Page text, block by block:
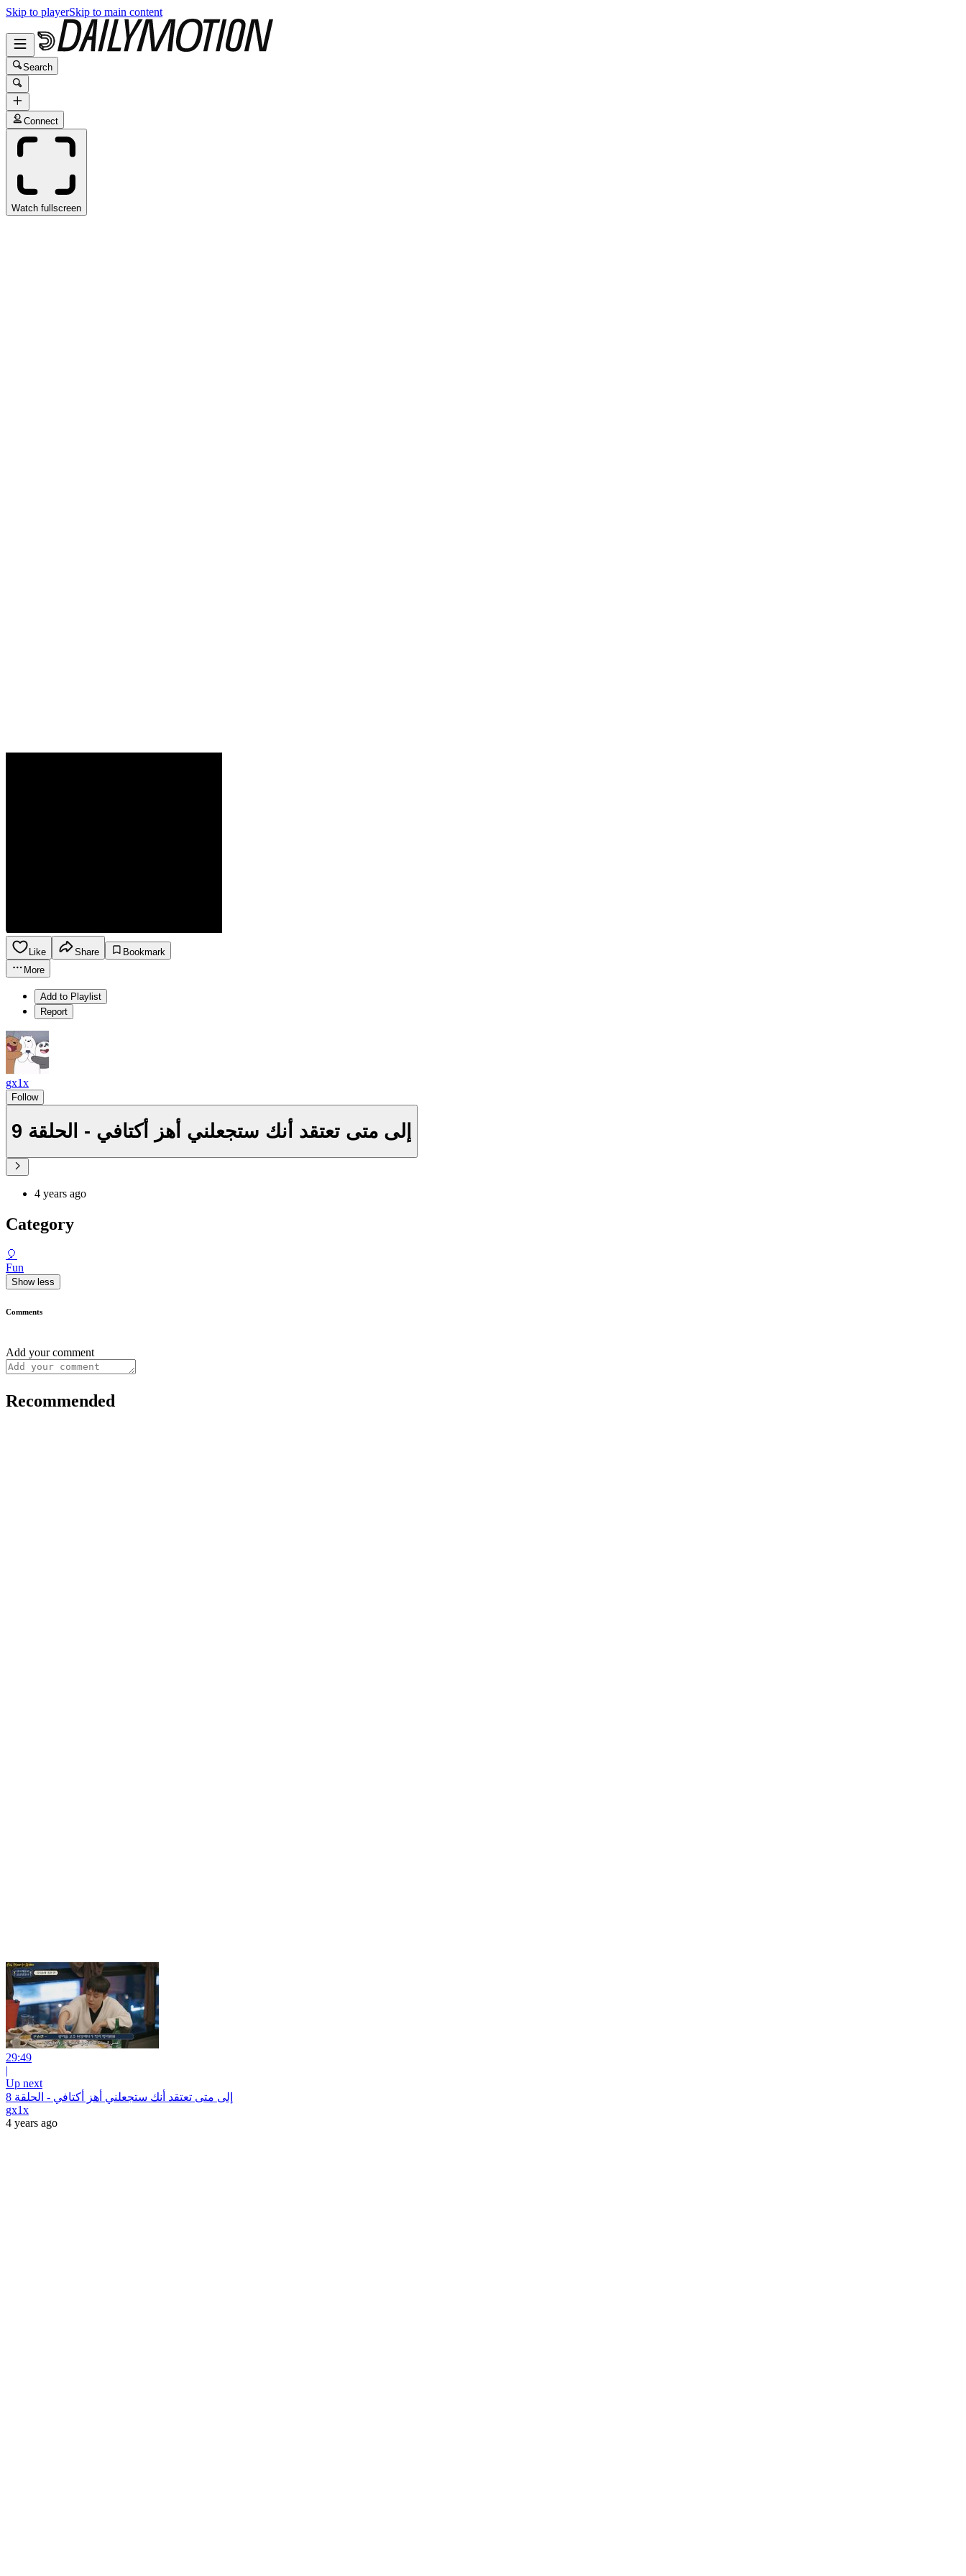
Skip to playerSkip to main content
Search
Connect
Watch fullscreen
Like Share
Bookmark
More
Add to Playlist
Report
gx1x
Follow
إلى متى تعتقد أنك ستجعلني أهز أكتافي - الحلقة 9
4 years ago
Category
🎈
Fun
Show less
Comments
Add your comment
Recommended
29:49
|
Up next
إلى متى تعتقد أنك ستجعلني أهز أكتافي - الحلقة 8
gx1x
4 years ago